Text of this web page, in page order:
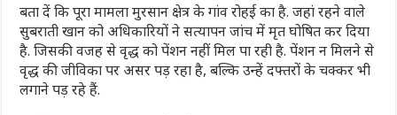
बता दें कि पूरा मामला मुरसान क्षेत्र के गांव रोहई का है. जहां रहने वाले
सुबराती खान को अधिकारियों ने सत्यापन जांच में मृत घोषित कर दिया
है. जिसकी वजह से वृद्ध को पेंशन नहीं मिल पा रही है. पेंशन न मिलने से
वृद्ध की जीविका पर असर पड़ रहा है, बल्कि उन्हें दफ्तरों के चक्कर भी
लगाने पड़ रहे हैं.